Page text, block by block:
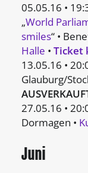
05.05.16 •
„World
smiles“ •
Halle • Ticket
13.05.16 •
Glauburg/
27.05.16 •
Dormagen •
Juni